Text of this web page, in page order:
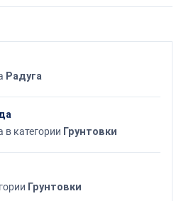
Радуга
в категории Грунтовки
Грунтовки